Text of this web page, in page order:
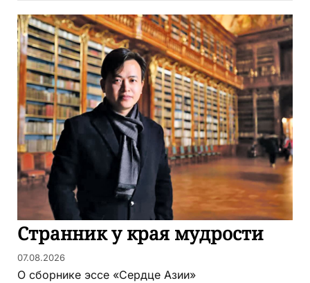
Странник у края мудрости
07.08.2026
О сборнике эссе «Сердце Азии»